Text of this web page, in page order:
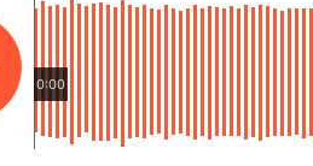
0:00